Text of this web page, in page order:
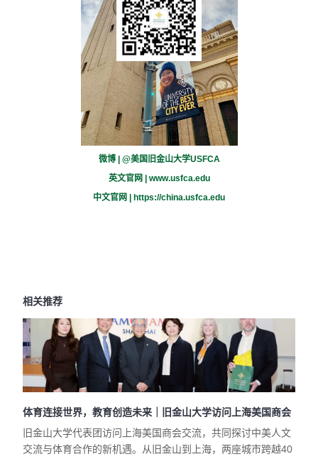
微博 | @美国旧金山大学USFCA
英文官网 | www.usfca.edu
中文官网 |
https://china.usfca.edu
相关推荐
体育连接世界，教育创造未来｜旧金山大学访问上海美国商会
旧金山大学代表团访问上海美国商会交流，共同探讨中美人文
交流与体育合作的新机遇。从旧金山到上海，两座城市跨越40